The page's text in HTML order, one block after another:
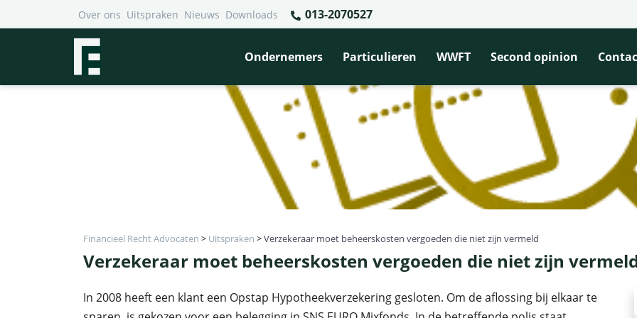
Over ons Uitspraken Nieuws Downloads 013-2070527
Ondernemers Particulieren WWFT Second opinion
Financieel Recht Advocaten > Uitspraken >Verzekeraar moet beheerskosten vergoeden die niet zijn vermeld
Verzekeraar moet beheerskosten vergoeden die niet zijn
In 2008 heeft een klant een Opstap Hypotheekverzekering gesloten. Om de aflossing bij elkaar te